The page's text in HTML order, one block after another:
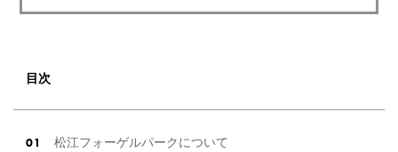
目次
松江フォーゲルパークについて